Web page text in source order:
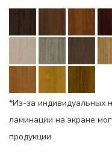
*Из-за индивидуальных
ламинации на экране
продукции.